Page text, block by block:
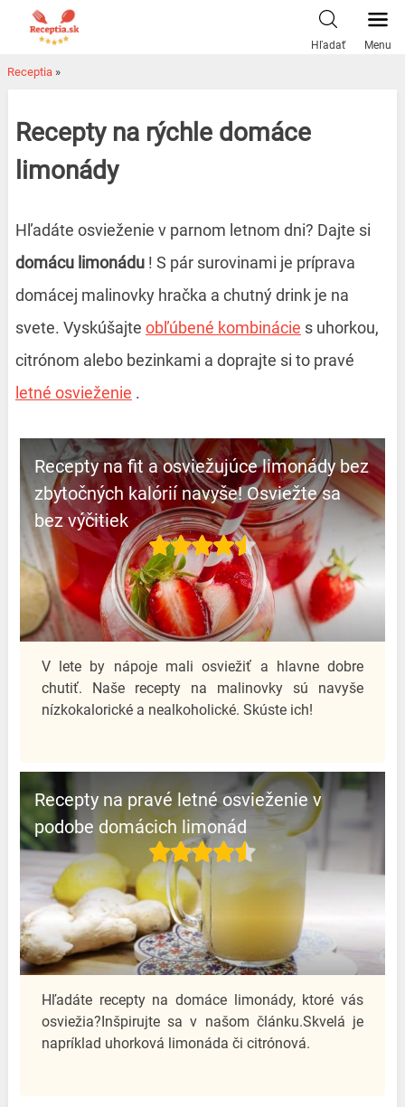
Hľadať Menu
Receptia »
Recepty na rýchle domáce
limonády
Hľadáte osvieženie v parnom letnom dni? Dajte si
domácu limonádu ! S pár surovinami je príprava
domácej malinovky hračka a chutný drink je na
svete. Vyskúšajte obľúbené kombinácie s uhorkou,
citrónom alebo bezinkami a doprajte si to pravé
letné osvieženie .
Recepty na fit a osviežujúce limonády bez
zbytočných kalórií navyše! Osviežte sa
bez výčitiek
V lete by nápoje mali osviežiť a hlavne dobre
chutiť. Naše recepty na malinovky sú navyše
nízkokalorické a nealkoholické. Skúste ich!
Recepty na pravé letné osvieženie v
podobe domácich limonád
Hľadáte recepty na domáce limonády, ktoré vás
osviežia?Inšpirujte sa v našom článku.Skvelá je
napríklad uhorková limonáda či citrónová.